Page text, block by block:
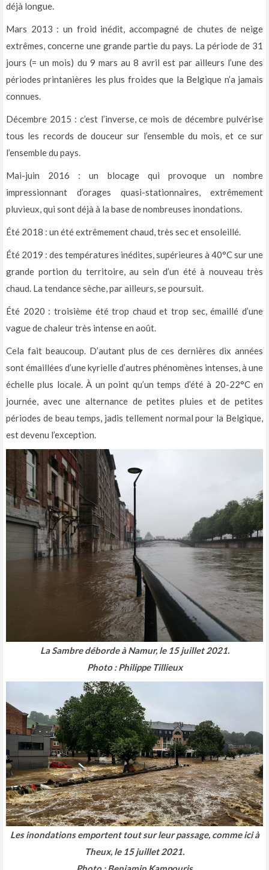
déjà longue.
Mars 2013 : un froid inédit, accompagné de chutes de neige
extrêmes, concerne une grande partie du pays. La période de 31
jours (= un mois) du 9 mars au 8 avril est par ailleurs l’une des
périodes printanières les plus froides que la Belgique n’a jamais
connues.
Décembre 2015 : c’est l’inverse, ce mois de décembre pulvérise
tous les records de douceur sur l’ensemble du mois, et ce sur
l’ensemble du pays.
Mai-juin 2016 : un blocage qui provoque un nombre
impressionnant d’orages quasi-stationnaires, extrêmement
pluvieux, qui sont déjà à la base de nombreuses inondations.
Été 2018 : un été extrêmement chaud, très sec et ensoleillé.
Été 2019 : des températures inédites, supérieures à 40°C sur une
grande portion du territoire, au sein d’un été à nouveau très
chaud. La tendance sèche, par ailleurs, se poursuit.
Été 2020 : troisième été trop chaud et trop sec, émaillé d’une
vague de chaleur très intense en août.
Cela fait beaucoup. D’autant plus de ces dernières dix années
sont émaillées d’une kyrielle d’autres phénomènes intenses, à une
échelle plus locale. À un point qu’un temps d’été à 20-22°C en
journée, avec une alternance de petites pluies et de petites
périodes de beau temps, jadis tellement normal pour la Belgique,
est devenu l’exception.
La Sambre déborde à Namur, le 15 juillet 2021.
Photo : Philippe Tillieux
Les inondations emportent tout sur leur passage, comme ici à
Theux, le 15 juillet 2021.